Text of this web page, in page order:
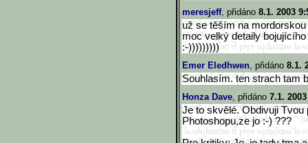
meresjeff, přidáno 8.1. 2003
už se těším na
moc velký detaily
:-)))))))))
Emer Eledhwen, přidáno 8.1.
Souhlasím. ten strach tam
Honza Dave, přidáno 7.1.
Je to skvělé. Obdivuji Tvou
Photoshopu,ze jo :-) ???